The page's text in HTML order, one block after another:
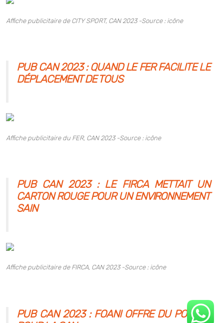
Affiche publicitaire de CITY SPORT, CAN 2023 -Source : icône
PUB CAN 2023 : QUAND LE FER FACILITE LE
DÉPLACEMENT DE TOUS
Affiche publicitaire du FER, CAN 2023 -Source : icône
PUB CAN 2023 : LE FIRCA METTAIT UN
CARTON ROUGE POUR UN ENVIRONNEMENT
SAIN
Affiche publicitaire de FIRCA, CAN 2023 -Source : icône
PUB CAN 2023 : FOANI OFFRE DU POULET